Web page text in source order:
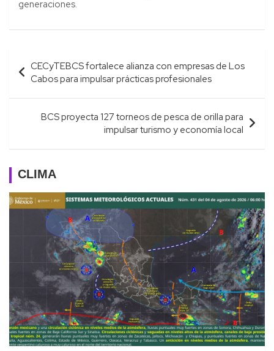
generaciones.
Navegación
de
entradas
CECyTEBCS fortalece alianza con empresas de Los
Cabos para impulsar prácticas profesionales
BCS proyecta 127 torneos de pesca de orilla para
impulsar turismo y economía local
CLIMA